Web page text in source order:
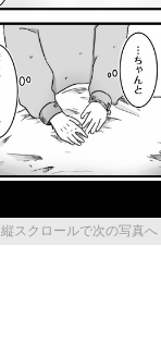
縦スクロールで次の写真へ